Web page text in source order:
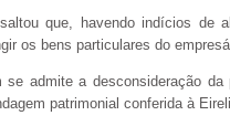
que, havendo indícios de
os bens particulares do
se admite a desconsideração
patrimonial conferida à